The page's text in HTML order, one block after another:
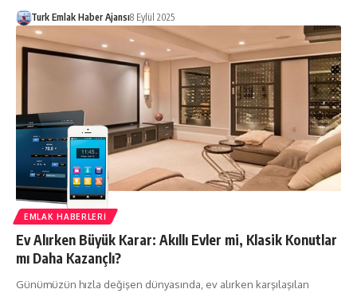
Turk Emlak Haber Ajansı8 Eylül 2025
EMLAK HABERLERI
Ev Alırken Büyük Karar: Akıllı Evler mi, Klasik Konutlar
mı Daha Kazançlı?
Günümüzün hızla değişen dünyasında, ev alırken karşılaşılan